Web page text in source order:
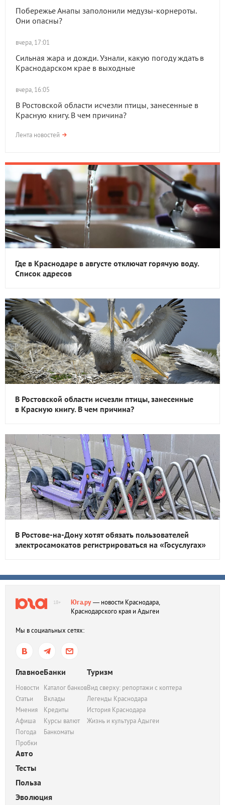
Побережье Анапы заполонили медузы-корнероты.
Они опасны?
вчера, 17:01
Сильная жара и дожди. Узнали, какую погоду ждать в
Краснодарском крае в выходные
вчера, 16:05
В Ростовской области исчезли птицы, занесенные в
Красную книгу. В чем причина?
Лента новостей
Где в Краснодаре в августе отключат горячую воду.
Список адресов
В Ростовской области исчезли птицы, занесенные
в Красную книгу. В чем причина?
В Ростове-на-Дону хотят обязать пользователей
электросамокатов регистрироваться на «Госуслугах»
18+ Юга.ру— новости Краснодара,
Краснодарского края и Адыгеи
Мы в социальных сетях:
Главное
Новости
Статьи
Мнения
Афиша
Погода
Пробки
Банки
Каталог банков
Вклады
Кредиты
Курсы валют
Банкоматы
Туризм
Вид сверху: репортажи с коптера
Легенды Краснодара
История Краснодара
Жизнь и культура Адыгеи
Авто
Тесты
Польза
Эволюция